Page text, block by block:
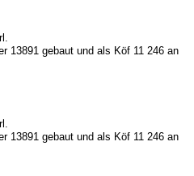
13891 gebaut und als Köf 11 246 an
13891 gebaut und als Köf 11 246 an